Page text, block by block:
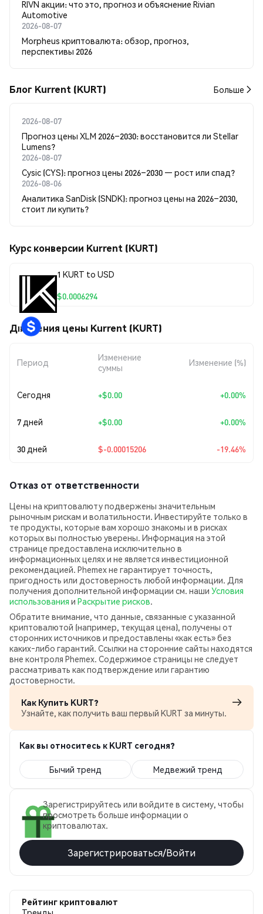
RIVN акции: что это, прогноз и объяснение Rivian
Automotive
2026-08-07
Morpheus криптовалюта: обзор, прогноз,
перспективы 2026
Блог Kurrent (KURT) Больше
2026-08-07
Прогноз цены XLM 2026–2030: восстановится ли Stellar
Lumens?
2026-08-07
Cysic (CYS): прогноз цены 2026–2030 — рост или спад?
2026-08-06
Аналитика SanDisk (SNDK): прогноз цены на 2026–2030,
стоит ли купить?
Курс конверсии Kurrent (KURT)
1 KURT to USD
$0.0006294
Движения цены Kurrent (KURT)
Период
Изменение
суммы
Изменение (%)
Сегодня +$0.00 +0.00%
7 дней +$0.00 +0.00%
30 дней $-0.00015206 -19.46%
Отказ от ответственности
Цены на криптовалюту подвержены значительным
рыночным рискам и волатильности. Инвестируйте только в
те продукты, которые вам хорошо знакомы и в рисках
которых вы полностью уверены. Информация на этой
странице предоставлена исключительно в
информационных целях и не является инвестиционной
рекомендацией. Phemex не гарантирует точность,
пригодность или достоверность любой информации. Для
получения дополнительной информации см. наши Условия
использования и Раскрытие рисков.
Обратите внимание, что данные, связанные с указанной
криптовалютой (например, текущая цена), получены от
сторонних источников и предоставлены «как есть» без
каких‑либо гарантий. Ссылки на сторонние сайты находятся
вне контроля Phemex. Содержимое страницы не следует
рассматривать как подтверждение или гарантию
достоверности.
Как Купить KURT?
Узнайте, как получить ваш первый KURT за минуты.
Как вы относитесь к KURT сегодня?
Бычий тренд Медвежий тренд
Зарегистрируйтесь или войдите в систему, чтобы
просмотреть больше информации о
криптовалютах.
Зарегистрироваться/Войти
Рейтинг криптовалют